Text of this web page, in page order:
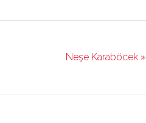
Neşe Karaböcek »